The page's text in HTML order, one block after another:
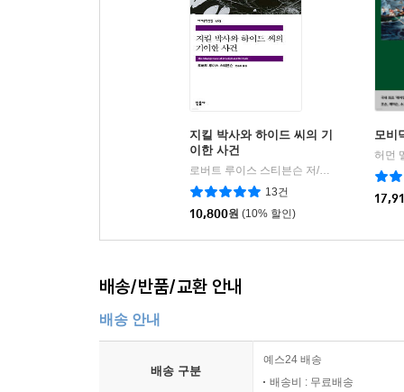
지킬 박사와 하이드 씨의 기
이한 사건
로버트 루이스 스티븐슨 저/전승희 역
민음
13건
10,800원 (10% 할인)
모비
배송/반품/교환 안내
배송 안내
배송 구분
예스24 배송
배송비 : 무료배송